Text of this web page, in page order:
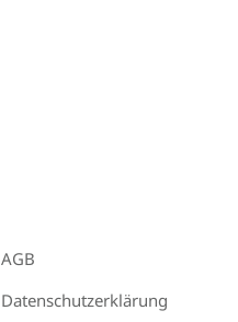
AGB
Datenschutzerklärung